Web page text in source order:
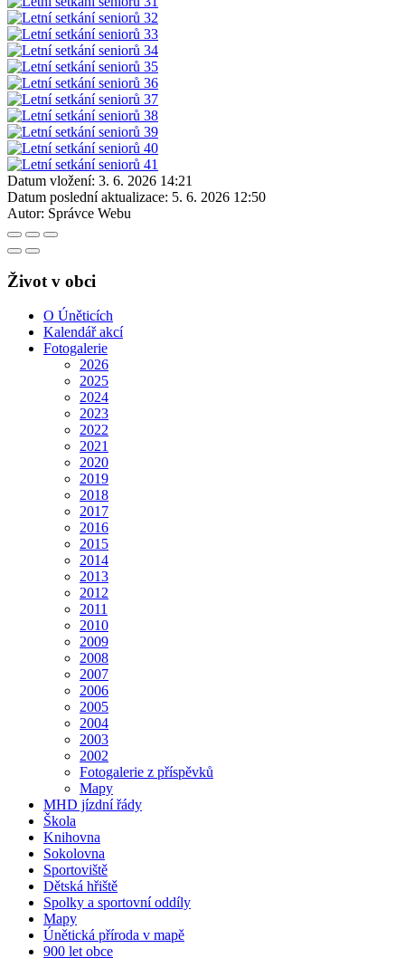
Datum vložení: 3. 6. 2026 14:21
Datum poslední aktualizace: 5. 6. 2026 12:50
Autor: Správce Webu
Život v obci
O Úněticích
Kalendář akcí
Fotogalerie
2026
2025
2024
2023
2022
2021
2020
2019
2018
2017
2016
2015
2014
2013
2012
2011
2010
2009
2008
2007
2006
2005
2004
2003
2002
Fotogalerie z příspěvků
Mapy
MHD jízdní řády
Škola
Knihovna
Sokolovna
Sportoviště
Dětská hřiště
Spolky a sportovní oddíly
Mapy
Únětická příroda v mapě
900 let obce